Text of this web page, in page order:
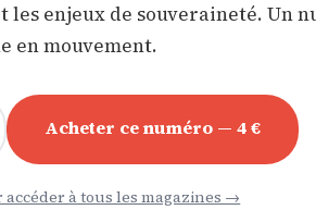
enjeux de souveraineté. Un
en mouvement.
Acheter ce numéro — 4 €
à tous les magazines →